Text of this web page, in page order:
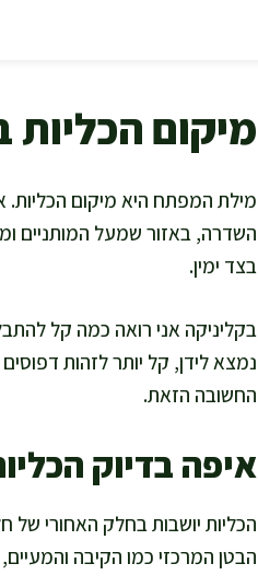
מיקום הכליות
מילת המפתח היא מיקום הכליות.
השדרה, באזור שמעל המותניים
בצד ימין.
בקליניקה אני רואה כמה קל
נמצא לידן, קל יותר לזהות
החשובה הזאת.
איפה בדיוק
הכליות יושבות בחלק האחורי
הבטן המרכזי כמו הקיבה